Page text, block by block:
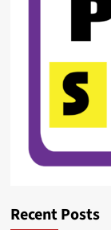
Recent Posts